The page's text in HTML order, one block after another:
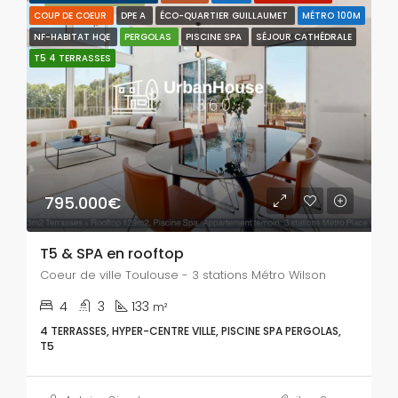
COUP DE COEUR
DPE A ÉCO-QUARTIER GUILLAUMET
MÉTRO 100M
NF-HABITAT HQE
PERGOLAS PISCINE SPA
SÉJOUR CATHÉDRALE
T5 4 TERRASSES
795.000€
T5 & SPA en rooftop
Coeur de ville Toulouse - 3 stations Métro Wilson
4 3 133 m²
4 TERRASSES, HYPER-CENTRE VILLE, PISCINE SPA PERGOLAS,
T5